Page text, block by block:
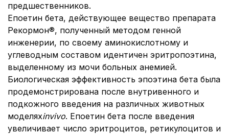
предшественников.
Епоетин бета, действующее вещество препарата
Рекормон®, полученный методом генной
инженерии, по своему аминокислотному и
углеводным составом идентичен эритропоэтина,
выделенному из мочи больных анемией.
Биологическая эффективность эпоэтина бета была
продемонстрирована после внутривенного и
подкожного введения на различных животных
моделяхinvivo. Епоетин бета после введения
увеличивает число эритроцитов, ретикулоцитов и